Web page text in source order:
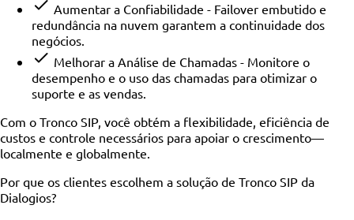
Aumentar a Confiabilidade - Failover embutido e
redundância na nuvem garantem a continuidade dos
negócios.
Melhorar a Análise de Chamadas - Monitore o
desempenho e o uso das chamadas para otimizar o
suporte e as vendas.
Com o Tronco SIP, você obtém a flexibilidade, eficiência de
custos e controle necessários para apoiar o crescimento—
localmente e globalmente.
Por que os clientes escolhem a solução de Tronco SIP da
Dialogios?